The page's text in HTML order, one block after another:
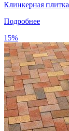
Клинкерная
Подробнее
15%